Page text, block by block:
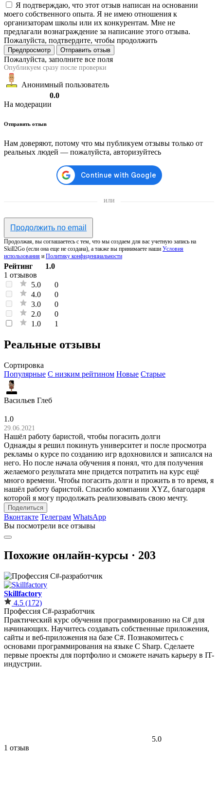
Я подтверждаю, что этот отзыв написан на основании
моего собственного опыта. Я не имею отношения к
организаторам школы или их конкурентам. Мне не
предлагали вознаграждение за написание этого отзыва.
Пожалуйста, подтвердите, чтобы продолжить
Предпросмотр Отправить отзыв
Пожалуйста, заполните все поля
Опубликуем сразу после проверки
Анонимный пользователь
0.0
На модерации
Отправить отзыв
Нам доверяют, потому что мы публикуем отзывы только от
реальных людей — пожалуйста, авторизуйтесь
или
Продолжить по email
Продолжая, вы соглашаетесь с тем, что мы создаем для вас учетную запись на
Skill2Go (если она еще не создана), а также вы принимаете наши Условия
использования и Политику конфиденциальности
Рейтинг
1.0
1 отзывов
5.0
0
4.0
0
3.0
0
2.0
0
1.0
1
Реальные отзывы
Сортировка
Популярные С низким рейтином Новые Старые
Васильев Глеб
1.0
29.06.2021
Нашёл работу баристой, чтобы погасить долги
Однажды я решил покинуть университет и после просмотра
рекламы о курсе по созданию игр вдохновился и записался на
него. Но после начала обучения я понял, что для получения
желаемого результата мне придется потратить на курс ещё
много времени. Чтобы погасить долги и прожить в то время, я
нашёл работу баристой. Спасибо компании XYZ, благодаря
которой я могу продолжать реализовывать свою мечту.
Поделиться
Вконтакте Телеграм WhatsApp
Вы посмотрели все отзывы
Похожие онлайн-курсы · 203
Skillfactory
4.5 (172)
Профессия C#-разработчик
Практический курс обучения программированию на C# для
начинающих. Научитесь создавать собственные приложения,
сайты и веб-приложения на базе С#. Познакомитесь с
основами программирования на языке C Sharp. Сделаете
первые проекты для портфолио и сможете начать карьеру в IT-
индустрии.
5.0
1 отзыв